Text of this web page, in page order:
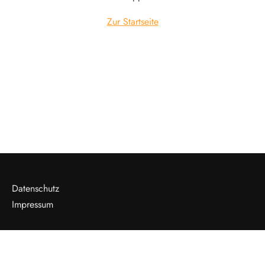
Zur Startseite
Datenschutz
Impressum